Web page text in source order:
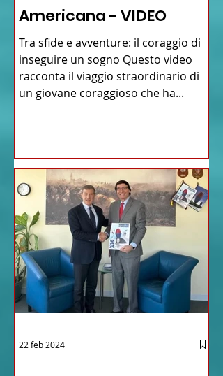
Americana - VIDEO
Tra sfide e avventure: il coraggio di
inseguire un sogno Questo video
racconta il viaggio straordinario di
un giovane coraggioso che ha...
22 feb 2024